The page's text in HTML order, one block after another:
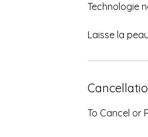
Technologie
Laisse la
To Cancel or